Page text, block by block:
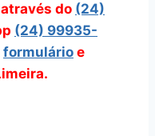
do (24)
(24) 99935-
formulário e